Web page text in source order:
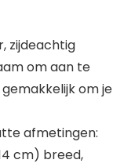
zijdeachtig
om aan te
om je
afmetingen:
cm) breed,